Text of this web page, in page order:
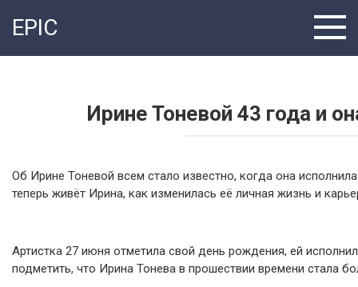
EPIC
Ирине Тоневой 43 года и
Об Ирине Тоневой всем стало известно, когда она
теперь живёт Ирина, как изменилась её личная жизнь и
Артистка 27 июня отметила свой день рождения, ей
подметить, что Ирина Тонева в прошествии времени стала